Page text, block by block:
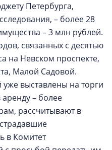
Петербурга,
– более 28
– 3 млн рублей.
связанных с десятью
на Невском проспекте,
Малой Садовой.
выставлены на торги
– более
рассчитывают в
в Комитет